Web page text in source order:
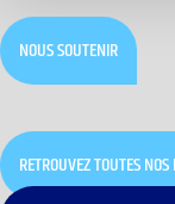
NOUS SOUTENIR
RETROUVEZ TOUTES